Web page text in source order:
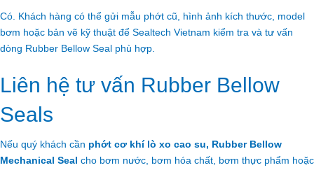
Có. Khách hàng có thể gửi mẫu phớt cũ, hình ảnh kích thước, model
bơm hoặc bản vẽ kỹ thuật để Sealtech Vietnam kiểm tra và tư vấn
dòng Rubber Bellow Seal phù hợp.
Liên hệ tư vấn Rubber Bellow
Seals
Nếu quý khách cần phớt cơ khí lò xo cao su, Rubber Bellow
Mechanical Seal cho bơm nước, bơm hóa chất, bơm thực phẩm hoặc